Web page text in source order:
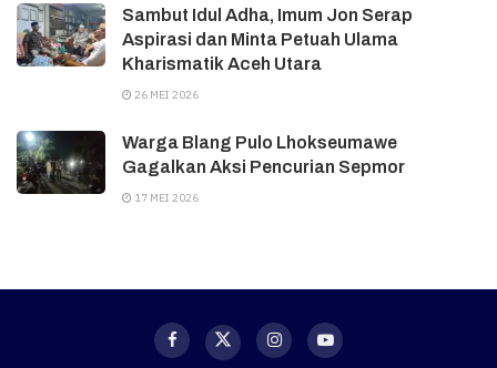
Sambut Idul Adha, Imum Jon Serap
Aspirasi dan Minta Petuah Ulama
Kharismatik Aceh Utara
26 MEI 2026
Warga Blang Pulo Lhokseumawe
Gagalkan Aksi Pencurian Sepmor
17 MEI 2026